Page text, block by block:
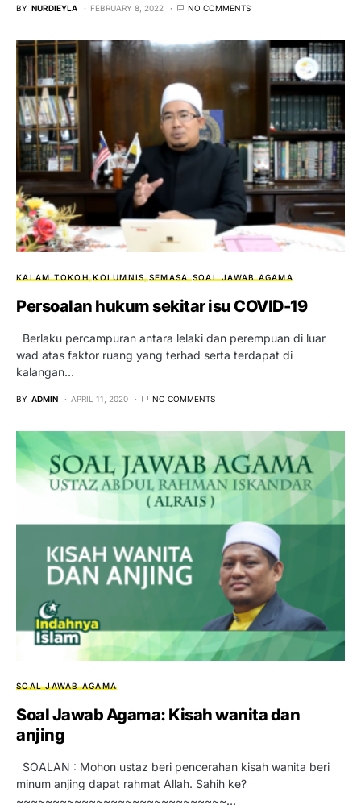
BY NURDIEYLA FEBRUARY 8, 2022 NO COMMENTS
KALAM TOKOH KOLUMNIS SEMASA SOAL JAWAB AGAMA
Persoalan hukum sekitar isu COVID-19
Berlaku percampuran antara lelaki dan perempuan di luar
wad atas faktor ruang yang terhad serta terdapat di
kalangan…
BY ADMIN APRIL 11, 2020 NO COMMENTS
SOAL JAWAB AGAMA
Soal Jawab Agama: Kisah wanita dan
anjing
SOALAN : Mohon ustaz beri pencerahan kisah wanita beri
minum anjing dapat rahmat Allah. Sahih ke?
~~~~~~~~~~~~~~~~~~~~~~~~~~~~~…